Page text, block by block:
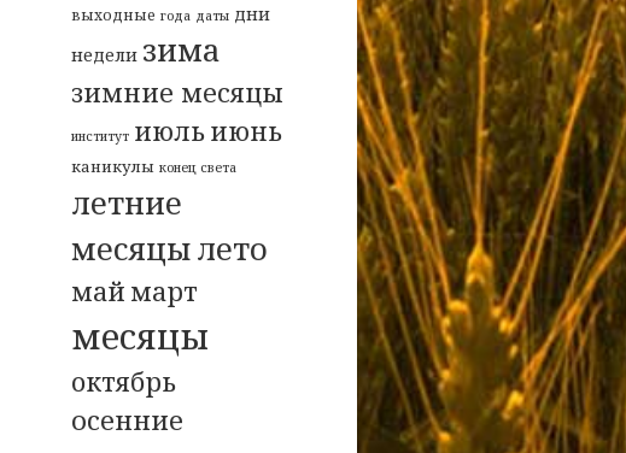
выходные года даты дни
недели зима
зимние месяцы
институт июльиюнь
каникулы конец света
летние
месяцылето
май март
месяцы
октябрь
осенние